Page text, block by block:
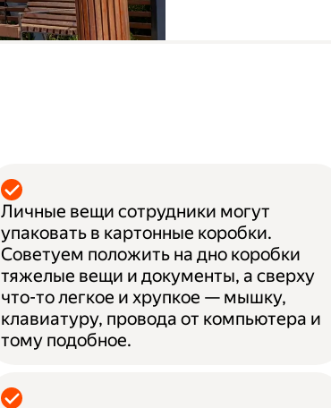
Личные вещи сотрудники могут
упаковать в картонные коробки.
Советуем положить на дно коробки
тяжелые вещи и документы, а сверху
что-то легкое и хрупкое — мышку,
клавиатуру, провода от компьютера и
тому подобное.